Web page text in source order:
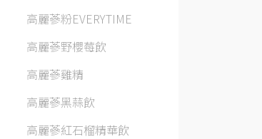
高麗蔘粉EVERYTIME
高麗蔘野櫻莓飲
高麗蔘雞精
高麗蔘黑蒜飲
高麗蔘紅石榴精華飲